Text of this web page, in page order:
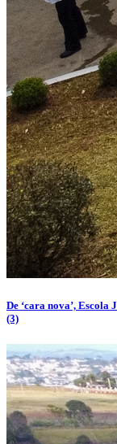
De ‘cara nova’, Escola
(3)